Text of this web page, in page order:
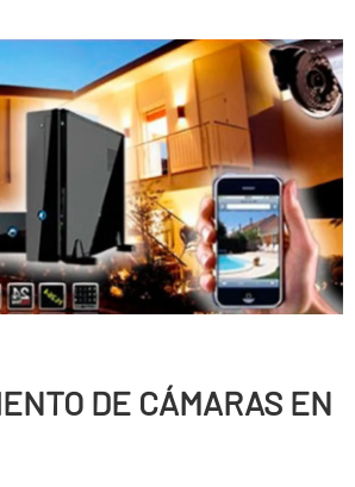
DE CÁMARAS EN